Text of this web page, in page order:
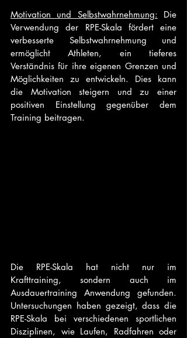
Motivation und Selbstwahrnehmung: Die
Verwendung der RPE-Skala fördert eine
verbesserte Selbstwahrnehmung und
ermöglicht Athleten, ein tieferes
Verständnis für ihre eigenen Grenzen und
Möglichkeiten zu entwickeln. Dies kann
die Motivation steigern und zu einer
positiven Einstellung gegenüber dem
Training beitragen.
Die RPE-Skala hat nicht nur im
Krafttraining, sondern auch im
Ausdauertraining Anwendung gefunden.
Untersuchungen haben gezeigt, dass die
RPE-Skala bei verschiedenen sportlichen
Disziplinen, wie Laufen, Radfahren oder